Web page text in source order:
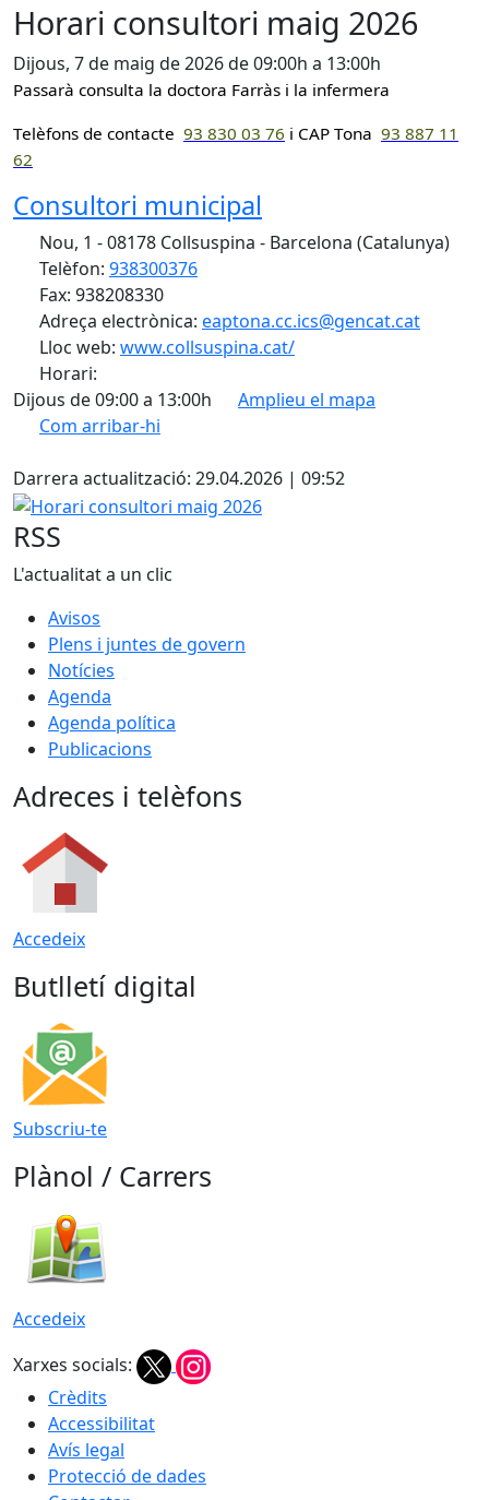
Horari consultori maig 2026
Dijous, 7 de maig de 2026 de 09:00h a 13:00h
Passarà consulta la doctora Farràs i la infermera
Telèfons de contacte 93 830 03 76 i CAP Tona 93 887 11
62
Consultori municipal
Nou, 1 - 08178 Collsuspina - Barcelona (Catalunya)
Telèfon: 938300376
Fax: 938208330
Adreça electrònica: eaptona.cc.ics@gencat.cat
Lloc web: www.collsuspina.cat/
Horari:
Dijous de 09:00 a 13:00h
Amplieu el mapa
Com arribar-hi
+
−
Darrera actualització: 29.04.2026 | 09:52
Horari consultori maig 2026
RSS
L'actualitat a un clic
Avisos
Plens i juntes de govern
Notícies
Agenda
Agenda política
Publicacions
Adreces i telèfons
Accedeix
Butlletí digital
Subscriu-te
Plànol / Carrers
Accedeix
Xarxes socials:
Crèdits
Accessibilitat
Avís legal
Protecció de dades